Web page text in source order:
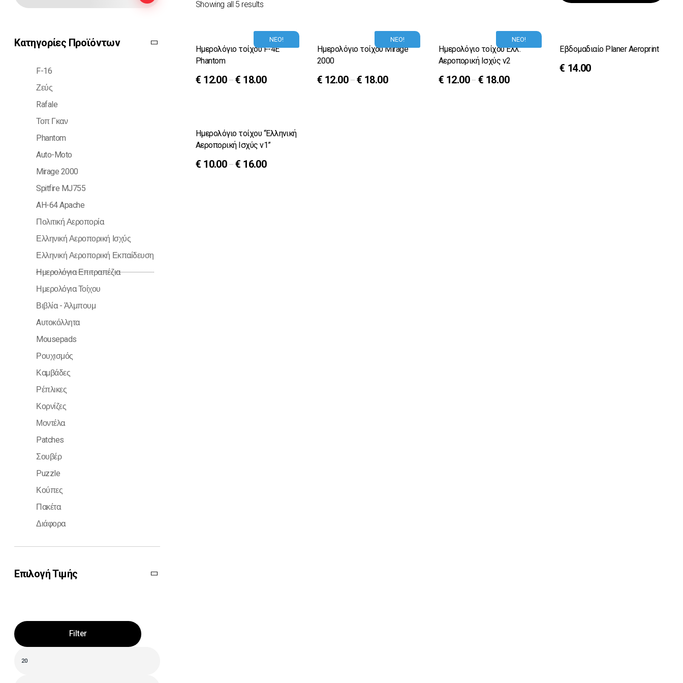
Showing all 5 results
ΝΕΟ!
Ημερολόγιο τοίχου F-4E
Phantom
€ 12.00–€ 18.00
ΝΕΟ!
Ημερολόγιο τοίχου Mirage
2000
€ 12.00–€ 18.00
ΝΕΟ!
Ημερολόγιο τοίχου Ελλ.
Αεροπορική Ισχύς v2
€ 12.00– € 18.00
Εβδομαδιαίο Planer Aeroprint
€ 14.00
Ημερολόγιο τοίχου “Ελληνική
Αεροπορική Ισχύς v1”
€ 10.00–€ 16.00
Κατηγορίες Προϊόντων
F-16
Ζεύς
Rafale
Τοπ Γκαν
Phantom
Auto-Moto
Mirage 2000
Spitfire MJ755
AH-64 Apache
Πολιτική Αεροπορία
Ελληνική Αεροπορική Ισχύς
Ελληνική Αεροπορική Εκπαίδευση
Ημερολόγια Επιτραπέζια
Ημερολόγια Τοίχου
Βιβλία - Άλμπουμ
Aυτοκόλλητα
Mousepads
Ρουχισμός
Καμβάδες
Ρέπλικες
Κορνίζες
Μοντέλα
Patches
Σουβέρ
Puzzle
Κούπες
Πακέτα
Διάφορα
Επιλογή Τιμής
Filter